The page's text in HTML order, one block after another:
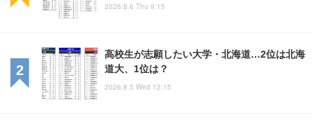
2026.8.6 Thu 9:15
高校生が志願したい大学・北海道…2位は北海
道大、1位は？
2026.8.5 Wed 12:15